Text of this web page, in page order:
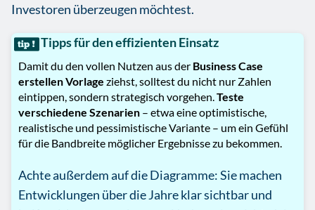
Investoren überzeugen möchtest.
Tipps für den effizienten Einsatz
Damit du den vollen Nutzen aus der Business Case
erstellen Vorlage ziehst, solltest du nicht nur Zahlen
eintippen, sondern strategisch vorgehen.Teste
verschiedene Szenarien – etwa eine optimistische,
realistische und pessimistische Variante – um ein Gefühl
für die Bandbreite möglicher Ergebnisse zu bekommen.
Achte außerdem auf die Diagramme: Sie machen
Entwicklungen über die Jahre klar sichtbar und